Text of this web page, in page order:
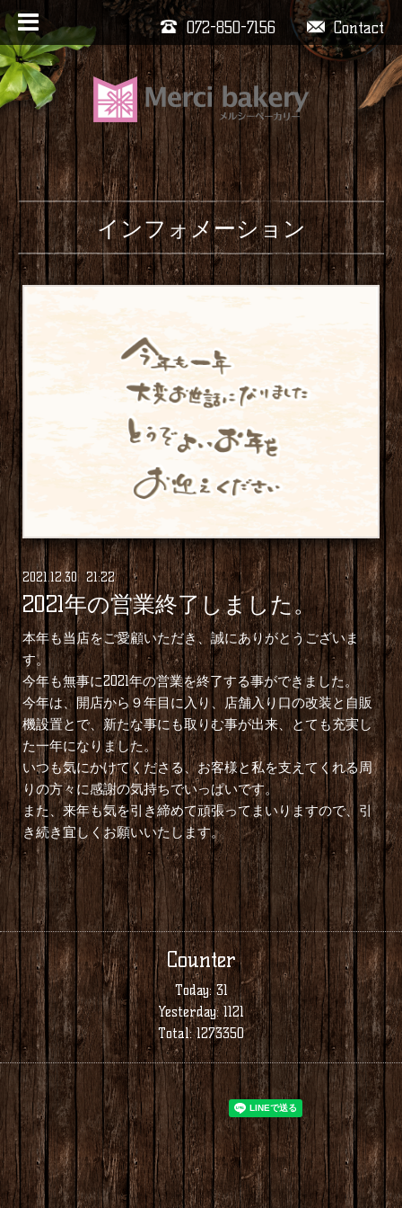
Contact
072-850-7156
インフォメーション
2021 12.30 21:22
2021年の営業終了しました。
本年も当店をご愛顧いただき、誠にありがとうございま
す。
今年も無事に2021年の営業を終了する事ができました。
今年は、開店から９年目に入り、店舗入り口の改装と自販
機設置とで、新たな事にも取りむ事が出来、とても充実し
た一年になりました。
いつも気にかけてくださる、お客様と私を支えてくれる周
りの方々に感謝の気持ちでいっぱいです。
また、来年も気を引き締めて頑張ってまいりますので、引
き続き宜しくお願いいたします。
Counter
Today:31
Yesterday:1121
Total:1273350